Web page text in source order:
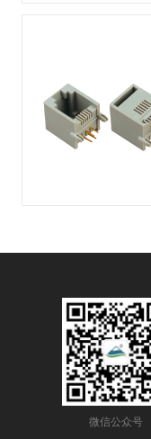
微信公众号